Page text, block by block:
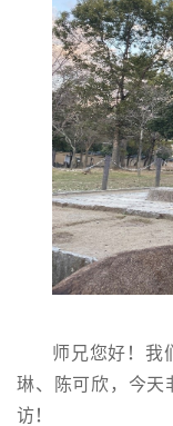
师兄您好！我
琳、陈可欣，今天
访！